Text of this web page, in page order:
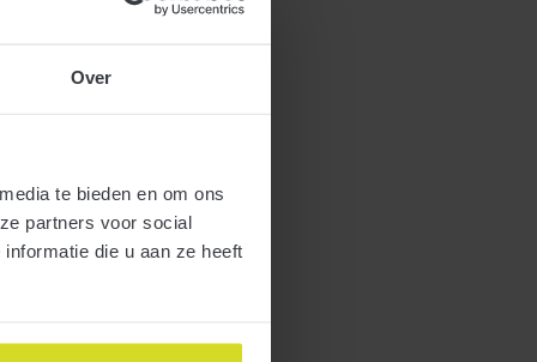
Over
te bieden en om ons
partners voor social
die u aan ze heeft